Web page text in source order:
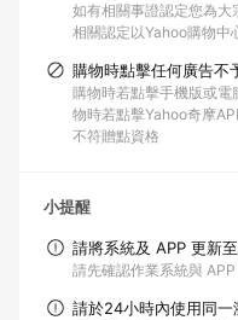
如有相關事證認定您為大
相關認定以Yahoo購物中
購物時點擊任何廣告不
購物時若點擊手機版或
物時若點擊Yahoo奇摩
不符贈點資格
小提醒
請將系統及 APP 更新
請先確認作業系統與
請於24小時內使用同一